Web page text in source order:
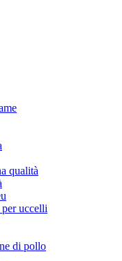
qualità
uccelli
di pollo